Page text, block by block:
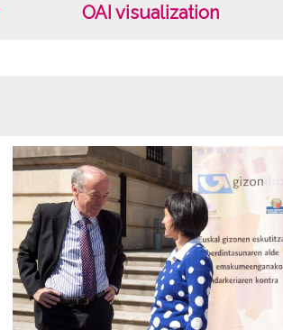
OAI visualization